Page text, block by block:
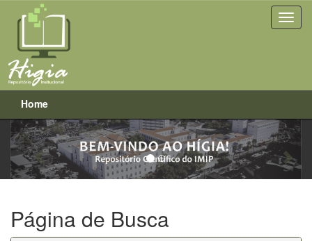
Skip
navigation
Home
Previous Next
Página de Busca